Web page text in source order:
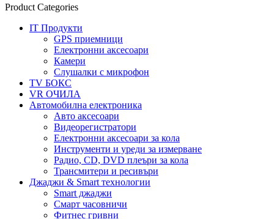
Product Categories
IT Продукти
GPS приемници
Електронни аксесоари
Камери
Слушалки с микрофон
TV БОКС
VR ОЧИЛА
Автомобилна електроника
Авто аксесоари
Видеорегистратори
Електронни аксесоари за кола
Инструменти и уреди за измерване
Радио, CD, DVD плеъри за кола
Трансмитери и ресивъри
Джаджи & Smart технологии
Smart джаджи
Смарт часовничи
Фитнес гривни